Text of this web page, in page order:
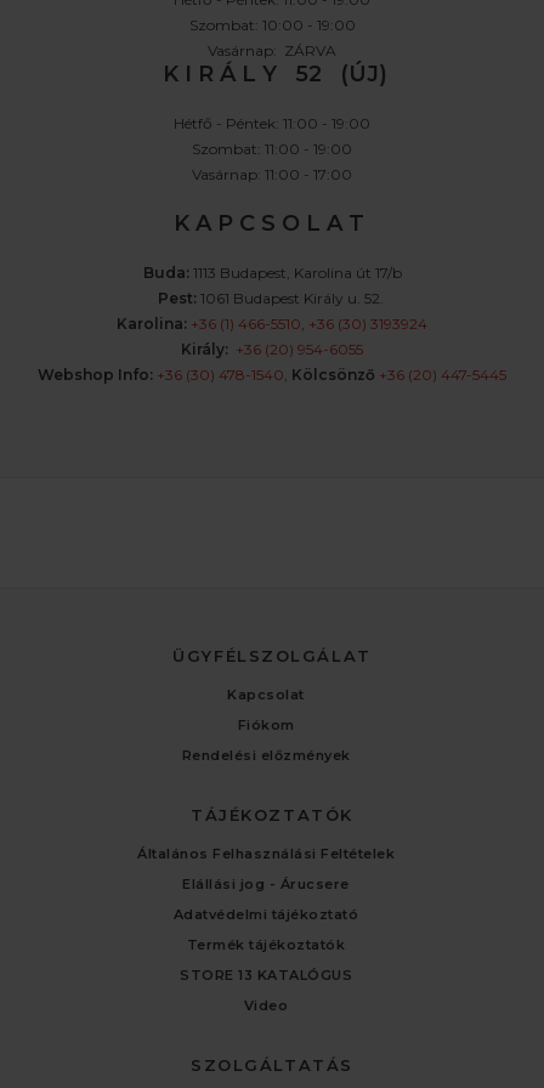
Szombat: 10:00 - 19:00
Vasárnap: ZÁRVA
K I R Á L Y 52 (ÚJ)
Hétfő - Péntek: 11:00 - 19:00
Szombat: 11:00 - 19:00
Vasárnap: 11:00 - 17:00
K A P C S O L A T
Buda: 1113 Budapest, Karolina út 17/b
Pest: 1061 Budapest Király u. 52.
Karolina: +36 (1) 466-5510 +36 (30) 3193924
Király: +36 (20) 954-6055
Webshop Info: +36 (30) 478-1540 Kölcsönző +36 (20) 447-5445
ÜGYFÉLSZOLGÁLAT
Kapcsolat
Fiókom
Rendelési előzmények
TÁJÉKOZTATÓK
Általános Felhasználási Feltételek
Elállási jog - Árucsere
Adatvédelmi tájékoztató
Termék tájékoztatók
STORE 13 KATALÓGUS
Video
SZOLGÁLTATÁS